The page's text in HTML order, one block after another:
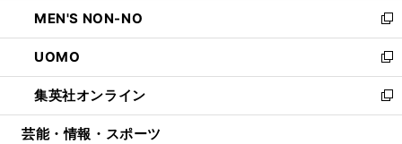
く
で
開
く
ド
ウ
で
開
く
ィ
ン
ド
ウ
で
開
い
ウ
ィ
ン
ド
ウ
MEN'S NON-NO
新
し
い
ウ
ィ
ン
UOMO
新
し
い
ウ
集英社オンライン
新
し
芸能・情報・スポーツ